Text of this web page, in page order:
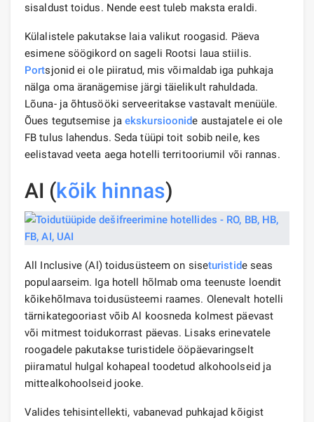
sisaldust toidus. Nende eest tuleb maksta eraldi.
Külalistele pakutakse laia valikut roogasid. Päeva
esimene söögikord on sageli Rootsi laua stiilis.
Portsjonid ei ole piiratud, mis võimaldab iga puhkaja
nälga oma äranägemise järgi täielikult rahuldada.
Lõuna- ja õhtusööki serveeritakse vastavalt menüüle.
Õues tegutsemise ja ekskursioonide austajatele ei ole
FB tulus lahendus. Seda tüüpi toit sobib neile, kes
eelistavad veeta aega hotelli territooriumil või rannas.
AI (kõik hinnas)
All Inclusive (Al) toidusüsteem on siseturistide seas
populaarseim. Iga hotell hõlmab oma teenuste loendit
kõikehõlmava toidusüsteemi raames. Olenevalt hotelli
tärnikategooriast võib Al koosneda kolmest päevast
või mitmest toidukorrast päevas. Lisaks erinevatele
roogadele pakutakse turistidele ööpäevaringselt
piiramatul hulgal kohapeal toodetud alkohoolseid ja
mittealkohoolseid jooke.
Valides tehisintellekti, vabanevad puhkajad kõigist